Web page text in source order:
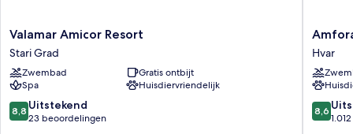
Valamar
Amicor
Resort
Stari
Grad
Valamar Amicor Resort
Stari Grad
Zwembad
Gratis ontbijt
Spa
Huisdiervriendelijk
8.8
van
8,8 Uitstekend
23 beoordelingen
Amfora
Hvar
Grand
Beach
Resort
Hvar
Hvar
8.6
van
8,6